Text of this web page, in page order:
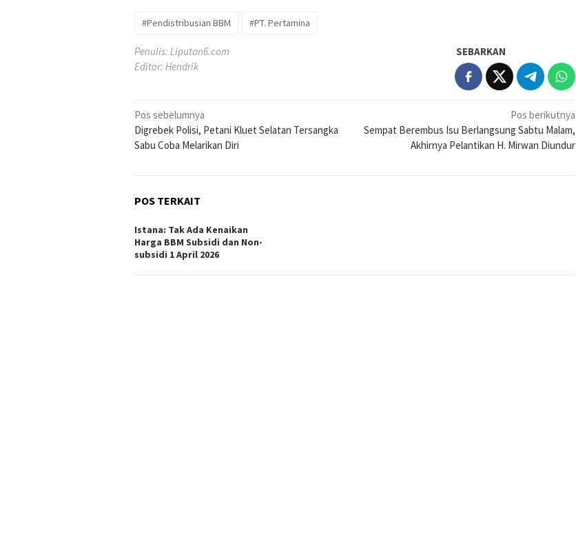
#Pendistribusian BBM #PT. Pertamina
Penulis: Liputan6.com
Editor: Hendrik
SEBARKAN
Navigasi
pos
Pos sebelumnya
Digrebek Polisi, Petani Kluet Selatan Tersangka
Sabu Coba Melarikan Diri
Pos berikutnya
Sempat Berembus Isu Berlangsung Sabtu Malam,
Akhirnya Pelantikan H. Mirwan Diundur
POS TERKAIT
Istana: Tak Ada Kenaikan
Harga BBM Subsidi dan Non-
subsidi 1 April 2026